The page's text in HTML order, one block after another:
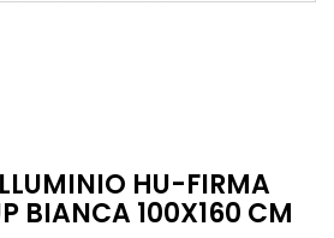
HU-FIRMA
BIANCA 100X160 CM